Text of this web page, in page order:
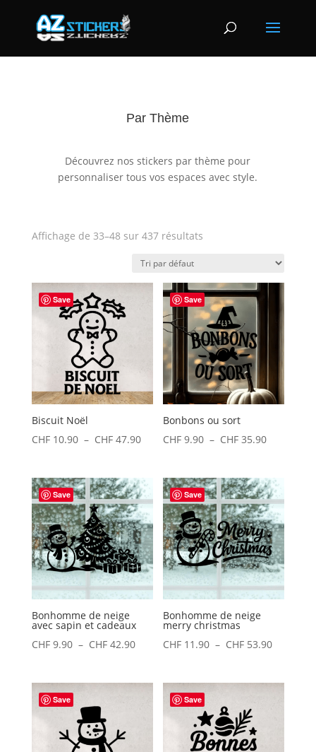
Par Thème
Découvrez nos stickers par thème pour
personnaliser tous vos espaces avec style.
Affichage de 33–48 sur 437 résultats
Save
Biscuit Noël
CHF10.90 – CHF47.90Plage
prix :
CHF 10.90
à
CHF 47.90
Save
Bonbons ou sort
CHF 9.90 – CHF 35.90Plage
prix :
CHF 9.90
à
CHF 35.90
Save
Bonhomme de neige
avec sapin et cadeaux
CHF9.90 – CHF42.90Plage
prix :
CHF 9.90
Save
Bonhomme de neige
merry christmas
CHF 11.90 – CHF 53.90Plage
prix :
Save Save